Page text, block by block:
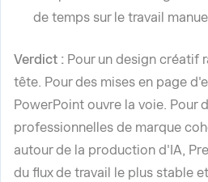
de temps sur le travail
Verdict : Pour un design créatif
tête. Pour des mises en page
PowerPoint ouvre la voie. Pour
professionnelles de marque
autour de la production d'IA,
du flux de travail le plus stable